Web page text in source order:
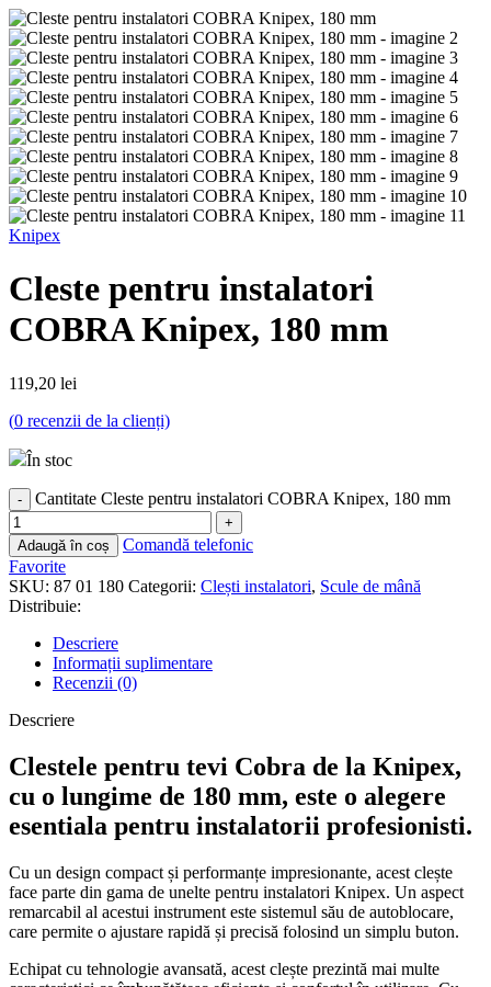
Knipex
Cleste pentru instalatori
COBRA Knipex, 180 mm
119,20 lei
(0 recenzii de la clienți)
În stoc
Cantitate Cleste pentru instalatori COBRA Knipex, 180 mm
Adaugă în coș
Comandă telefonic
Favorite
SKU: 87 01 180 Categorii: Clești instalatori, Scule de mână
Distribuie:
Descriere
Informații suplimentare
Recenzii (0)
Descriere
Clestele pentru tevi Cobra de la Knipex,
cu o lungime de 180 mm, este o alegere
esentiala pentru instalatorii profesionisti.
Cu un design compact și performanțe impresionante, acest clește
face parte din gama de unelte pentru instalatori Knipex. Un aspect
remarcabil al acestui instrument este sistemul său de autoblocare,
care permite o ajustare rapidă și precisă folosind un simplu buton.
Echipat cu tehnologie avansată, acest clește prezintă mai multe